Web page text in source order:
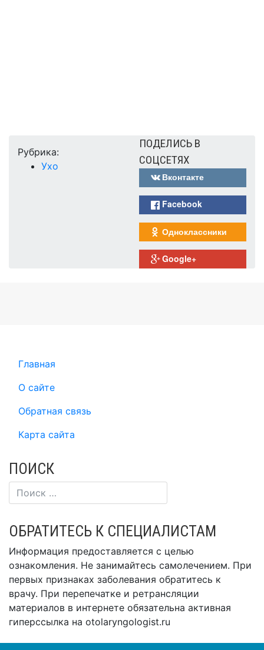
Рубрика:
Ухо
ПОДЕЛИСЬ В
СОЦСЕТЯХ
Вконтакте
Facebook
Одноклассники
Google+
Главная
О сайте
Обратная связь
Карта сайта
ПОИСК
ОБРАТИТЕСЬ К СПЕЦИАЛИСТАМ
Информация предоставляется с целью
ознакомления. Не занимайтесь самолечением. При
первых признаках заболевания обратитесь к
врачу. При перепечатке и ретрансляции
материалов в интернете обязательна активная
гиперссылка на otolaryngologist.ru